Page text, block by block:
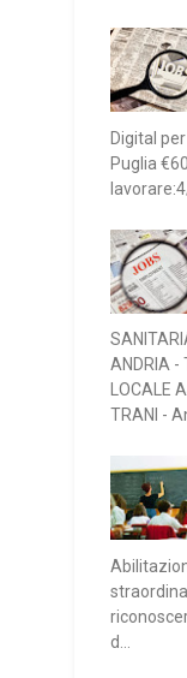
Digital
Puglia
ANDRIA -
LOCALE
TRANI -
d...